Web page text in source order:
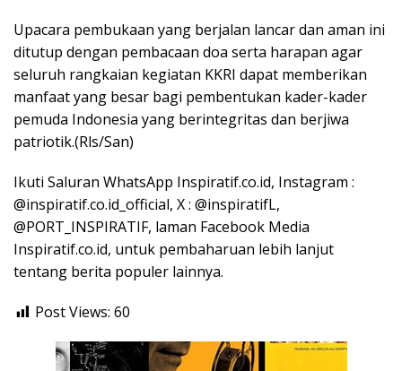
Upacara pembukaan yang berjalan lancar dan aman ini
ditutup dengan pembacaan doa serta harapan agar
seluruh rangkaian kegiatan KKRI dapat memberikan
manfaat yang besar bagi pembentukan kader-kader
pemuda Indonesia yang berintegritas dan berjiwa
patriotik.(Rls/San)
Ikuti Saluran WhatsApp Inspiratif.co.id, Instagram :
@inspiratif.co.id_official, X : @inspiratifL,
@PORT_INSPIRATIF, laman Facebook Media
Inspiratif.co.id, untuk pembaharuan lebih lanjut
tentang berita populer lainnya.
Post Views: 60